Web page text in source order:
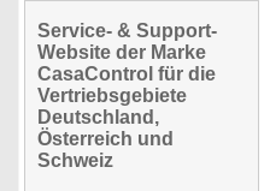
Service- & Support-
Website der Marke
CasaControl für die
Vertriebsgebiete
Deutschland,
Österreich und
Schweiz